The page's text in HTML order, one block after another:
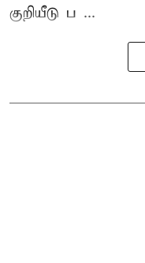
குறியீடு ப ...